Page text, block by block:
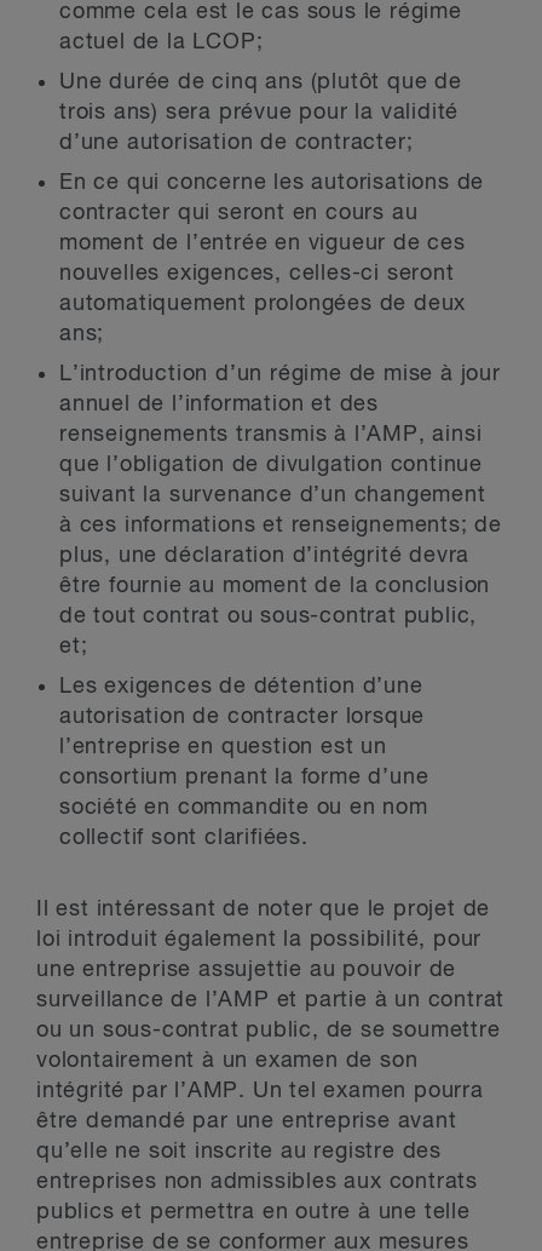
comme cela est le cas sous le régime
actuel de la LCOP;
Une durée de cinq ans (plutôt que de
trois ans) sera prévue pour la validité
d’une autorisation de contracter;
En ce qui concerne les autorisations de
contracter qui seront en cours au
moment de l’entrée en vigueur de ces
nouvelles exigences, celles-ci seront
automatiquement prolongées de deux
ans;
L’introduction d’un régime de mise à jour
annuel de l’information et des
renseignements transmis à l’AMP, ainsi
que l’obligation de divulgation continue
suivant la survenance d’un changement
à ces informations et renseignements; de
plus, une déclaration d’intégrité devra
être fournie au moment de la conclusion
de tout contrat ou sous-contrat public,
et;
Les exigences de détention d’une
autorisation de contracter lorsque
l’entreprise en question est un
consortium prenant la forme d’une
société en commandite ou en nom
collectif sont clarifiées.
Il est intéressant de noter que le projet de
loi introduit également la possibilité, pour
une entreprise assujettie au pouvoir de
surveillance de l’AMP et partie à un contrat
ou un sous-contrat public, de se soumettre
volontairement à un examen de son
intégrité par l’AMP. Un tel examen pourra
être demandé par une entreprise avant
qu’elle ne soit inscrite au registre des
entreprises non admissibles aux contrats
publics et permettra en outre à une telle
entreprise de se conformer aux mesures